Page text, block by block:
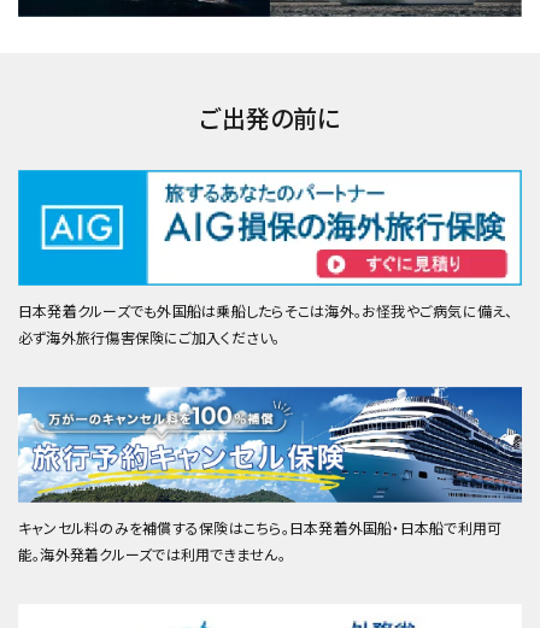
ご出発の前に
日本発着クルーズでも外国船は乗船したらそこは海外。お怪我やご病気に備え、
必ず海外旅行傷害保険にご加入ください。
キャンセル料のみを補償する保険はこちら。日本発着外国船・日本船で利用可
能。海外発着クルーズでは利用できません。